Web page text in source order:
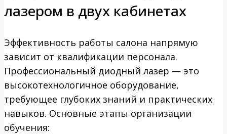
лазером в двух кабинетах
Эффективность работы салона напрямую
зависит от квалификации персонала.
Профессиональный диодный лазер — это
высокотехнологичное оборудование,
требующее глубоких знаний и практических
навыков. Основные этапы организации
обучения: